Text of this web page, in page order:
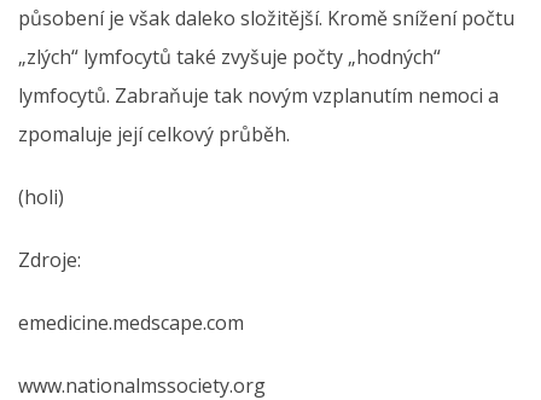
působení je však daleko složitější. Kromě snížení počtu
„zlých“ lymfocytů také zvyšuje počty „hodných“
lymfocytů. Zabraňuje tak novým vzplanutím nemoci a
zpomaluje její celkový průběh.
(holi)
Zdroje:
emedicine.medscape.com
www.nationalmssociety.org